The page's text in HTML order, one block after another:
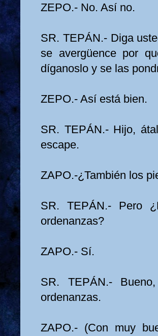
ZEPO.- No. Así no.
SR. TEPÁN.- Diga
se avergüence por
díganoslo y se las
ZEPO.- Así está bien.
SR. TEPÁN.- Hijo,
escape.
ZAPO.-¿También los
SR. TEPÁN.- Pero
ordenanzas?
ZAPO.- Sí.
SR. TEPÁN.-
ordenanzas.
ZAPO.- (Con muy